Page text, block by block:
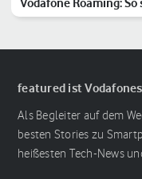
Vodafone Roaming:
featured ist
Als Begleiter auf dem
besten Stories zu
heißesten Tech-News